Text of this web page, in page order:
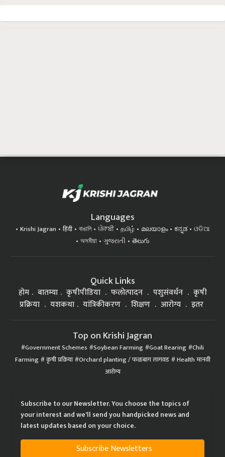
Languages
Krishi Jagran हिंदी বাঙালি ਪੰਜਾਬੀ தமிழ் മലയാളം ಕನ್ನಡ
ଓଡିଆ
অসমীয়া
ગુજરાતી తెలుగు
Quick Links
होम बातम्या कृषीपीडिया फलोत्पादन पशुसंवर्धन
कृषी
प्रक्रिया
यशकथा यांत्रिकीकरण शिक्षण आरोग्य इतर
Top on Krishi Jagran
Government Schemes Soybean Farming Goat Rearing Chili
Farming कृषी प्रक्रिया Orchard planting / फळबाग लागवड Health मानवी
आरोग्य
Subscribe to our Newsletter. You choose the topics of
your interest and we'll send you handpicked news and
latest updates based on your choice.
Subscribe Newsletters